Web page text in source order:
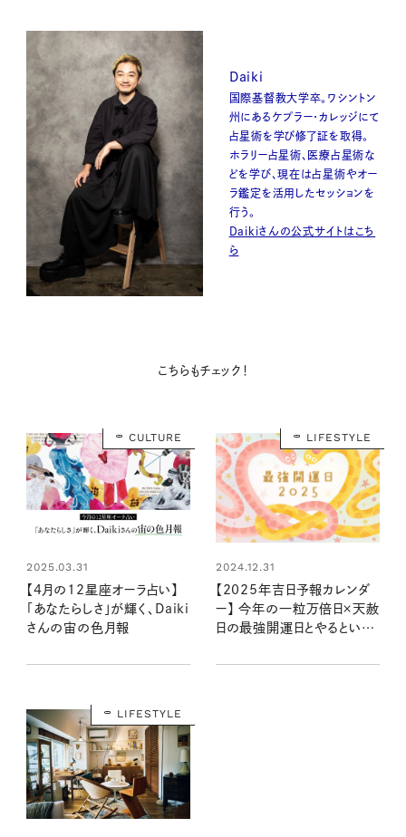
Daiki
国際基督教大学卒。ワシントン
州にあるケプラー・カレッジにて
占星術を学び修了証を取得。
ホラリー占星術、医療占星術な
どを学び、現在は占星術やオー
ラ鑑定を活用したセッションを
行う。
Daikiさんの公式サイトはこち
ら
こちらもチェック！
CULTURE
2025.03.31
【4月の12星座オーラ占い】
「あなたらしさ」が輝く、Daiki
さんの宙の色月報
LIFESTYLE
2024.12.31
【2025年吉日予報カレンダ
ー】 今年の一粒万倍日×天赦
日の最強開運日とやるといい
LIFESTYLE